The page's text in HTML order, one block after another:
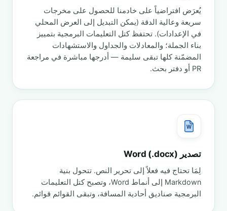
يُعرَض افتراضياً على خادمنا للحصول على مخرجات
سريعة وعالية الدقة (يمكن التبديل إلى العرض المحلي
في الإعدادات). تحتفظ كتل التعليمات البرمجية بتمييز
بناء الجملة؛ والمعادلات والجداول والاستشهادات
المضمّنة كلها تبقى سليمة — أدرجها مباشرة في مراجعة
PR أو دفتر بحث.
W
تصدير Word (.docx)
لِمَا تحتاج فيه فعلاً إلى تحرير النص. تتحول بنية
Markdown إلى أنماط Word، وتصبح كتل التعليمات
البرمجية صناديق أحادية المسافة، وتبقى القوائم قوائم.